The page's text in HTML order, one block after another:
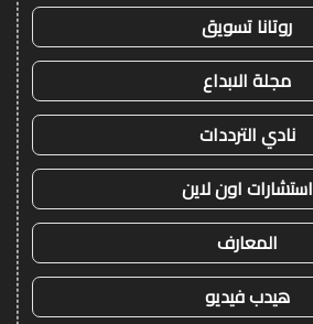
روتانا تسويق
مجلة الابداع
نادي الترددات
استشارات اون لاين
المعارف
هيدب فيديو